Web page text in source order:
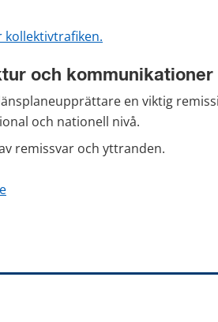
kollektivtrafiken.
och kommunikationer
en viktig
och nationell nivå.
remissvar och yttranden.